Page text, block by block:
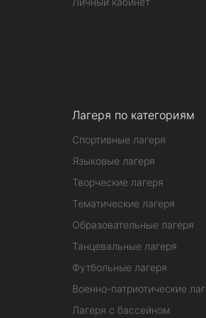
Лагеря по категориям
Спортивные лагеря
Языковые лагеря
Творческие лагеря
Тематические лагеря
Образовательные лагеря
Танцевальные лагеря
Футбольные лагеря
Военно-патриотические
Лагеря с бассейном